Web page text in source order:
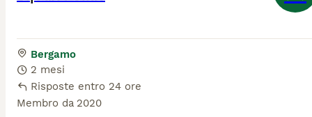
Bergamo
2 mesi
Risposte entro 24 ore
Membro da 2020